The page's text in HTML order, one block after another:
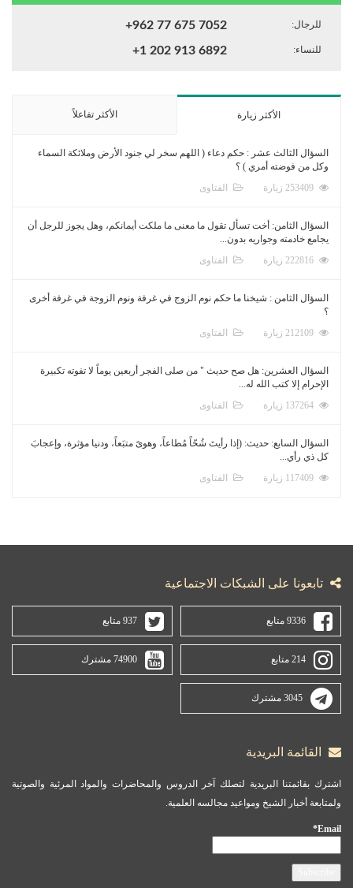
للرجال: +962 77 675 7052
للنساء: +1 202 913 6892
الأكثر زيارة الأكثر تفاعلاً
السؤال الثالث عشر : حكم دعاء ( اللهم سخر لي جنود الأرض وملائكة السماء
وكل من فوضته أمري ) ؟
الفتاوى
السؤال الثامن: أخت تسأل تقول ما معنى ما ملكت أيمانكم، وهل يجوز للرجل أن
يجامع خادمته وجواريه بدون...
الفتاوى
السؤال الثامن : شيخنا ما حكم نوم الزوج في غرفة ونوم الزوجة في غرفة أخرى
؟
الفتاوى
السؤال العشرين: هل صح حديث " من صلى الفجر أربعين يوماً لا تفوته تكبيرة
الإحرام إلا كتب الله له...
الفتاوى
السؤال السابع: حديث: (إذا رأيتَ شُحّاً مُطاعاً، وهوىً متبَعاً، ودنيا مؤثرة، وإعجابَ
كل ذي رأي...
الفتاوى
تابعونا على الشبكات الاجتماعية
9336 متابع 937 متابع
214 متابع 74900 مشترك
3045 مشترك
القائمة البريدية
اشترك بقائمتنا البريدية لتصلك آخر الدروس والمحاضرات والمواد المرئية والصوتية
ولمتابعة أخبار الشيخ ومواعيد مجالسه العلمية.
Email*